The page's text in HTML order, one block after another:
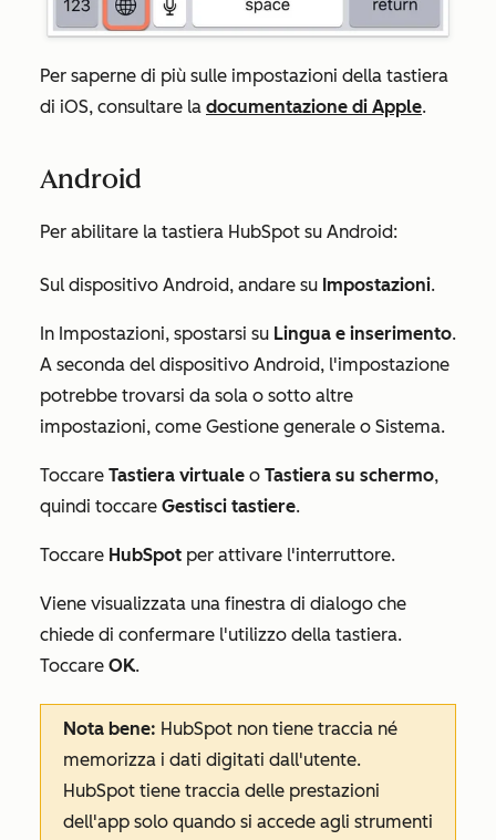
Per saperne di più sulle impostazioni della tastiera
di iOS, consultare la documentazione di Apple.
Android
Per abilitare la tastiera HubSpot su Android:
Sul dispositivo Android, andare su Impostazioni.
In Impostazioni, spostarsi su Lingua e inserimento.
A seconda del dispositivo Android, l'impostazione
potrebbe trovarsi da sola o sotto altre
impostazioni, come Gestione generale o Sistema.
Toccare Tastiera virtuale o Tastiera su schermo,
quindi toccare Gestisci tastiere.
Toccare HubSpot per attivare l'interruttore.
Viene visualizzata una finestra di dialogo che
chiede di confermare l'utilizzo della tastiera.
Toccare OK.
Nota bene: HubSpot non tiene traccia né
memorizza i dati digitati dall'utente.
HubSpot tiene traccia delle prestazioni
dell'app solo quando si accede agli strumenti